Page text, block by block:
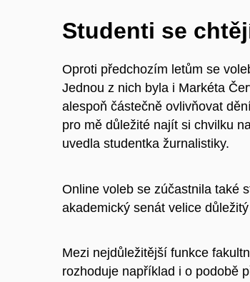
Studenti se
Oproti předchozím letům se
Jednou z nich byla i Markéta
alespoň částečně ovlivňovat
pro mě důležité najít si chvilku
uvedla studentka žurnalistiky.
Online voleb se zúčastnila také
akademický senát velice
Mezi nejdůležitější funkce
rozhoduje například i o podobě